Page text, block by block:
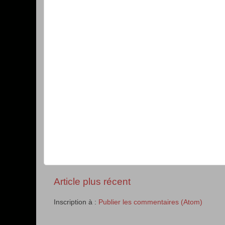
Article plus récent
Inscription à : Publier les commentaires (Atom)